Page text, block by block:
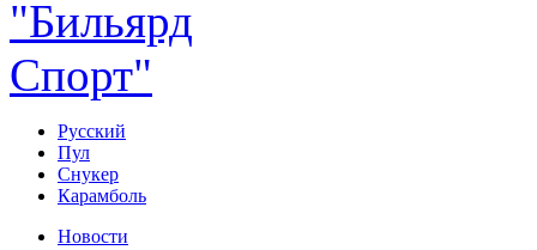
Русский
Пул
Снукер
Карамболь
Новости